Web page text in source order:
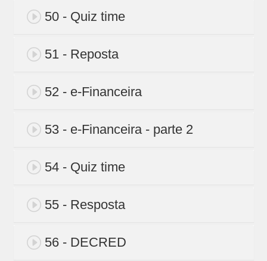
50 - Quiz time
51 - Reposta
52 - e-Financeira
53 - e-Financeira - parte 2
54 - Quiz time
55 - Resposta
56 - DECRED